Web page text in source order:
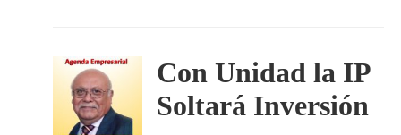
Con Unidad la IP
Soltará Inversión